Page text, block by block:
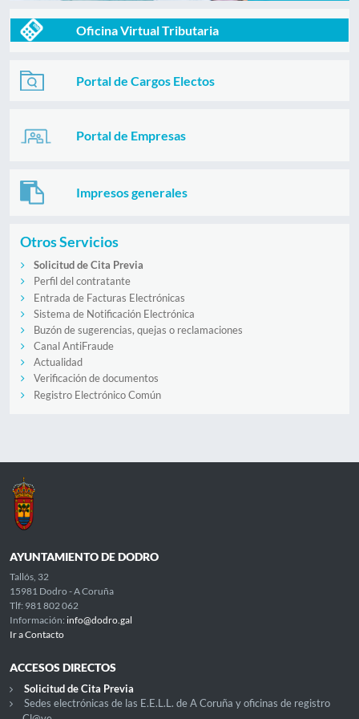
Oficina Virtual Tributaria
Portal de Cargos Electos
Portal de Empresas
Impresos generales
Otros Servicios
Solicitud de Cita Previa
Perfil del contratante
Entrada de Facturas Electrónicas
Sistema de Notificación Electrónica
Buzón de sugerencias, quejas o reclamaciones
Canal AntiFraude
Actualidad
Verificación de documentos
Registro Electrónico Común
AYUNTAMIENTO DE DODRO
Tallós, 32
15981 Dodro - A Coruña
Tlf: 981 802 062
Información: info@dodro.gal
Ir a Contacto
ACCESOS DIRECTOS
Solicitud de Cita Previa
Sedes electrónicas de las E.E.L.L. de A Coruña y oficinas de registro